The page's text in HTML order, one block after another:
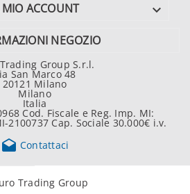
MIO ACCOUNT 
NEGOZIO
Group S.r.l.
San Marco 48
20121 Milano
Milano
Italia
Cod. Fiscale e Reg. Imp. MI:
2100737 Cap. Sociale 30.000€ i.v.
 Contattaci
Trading Group